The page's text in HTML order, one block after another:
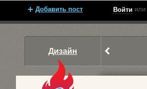
Добавить пост Войти или
Дизайн